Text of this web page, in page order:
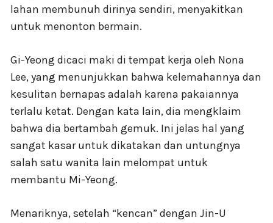
lahan membunuh dirinya sendiri, menyakitkan
untuk menonton bermain.
Gi-Yeong dicaci maki di tempat kerja oleh Nona
Lee, yang menunjukkan bahwa kelemahannya dan
kesulitan bernapas adalah karena pakaiannya
terlalu ketat. Dengan kata lain, dia mengklaim
bahwa dia bertambah gemuk. Ini jelas hal yang
sangat kasar untuk dikatakan dan untungnya
salah satu wanita lain melompat untuk
membantu Mi-Yeong.
Menariknya, setelah “kencan” dengan Jin-U